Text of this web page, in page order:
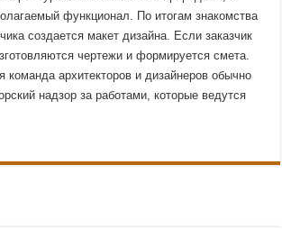
функционал. По итогам знакомства
создается макет дизайна. Если заказчик
чертежи и формируется смета.
команда архитекторов и дизайнеров обычно
надзор за работами, которые ведутся